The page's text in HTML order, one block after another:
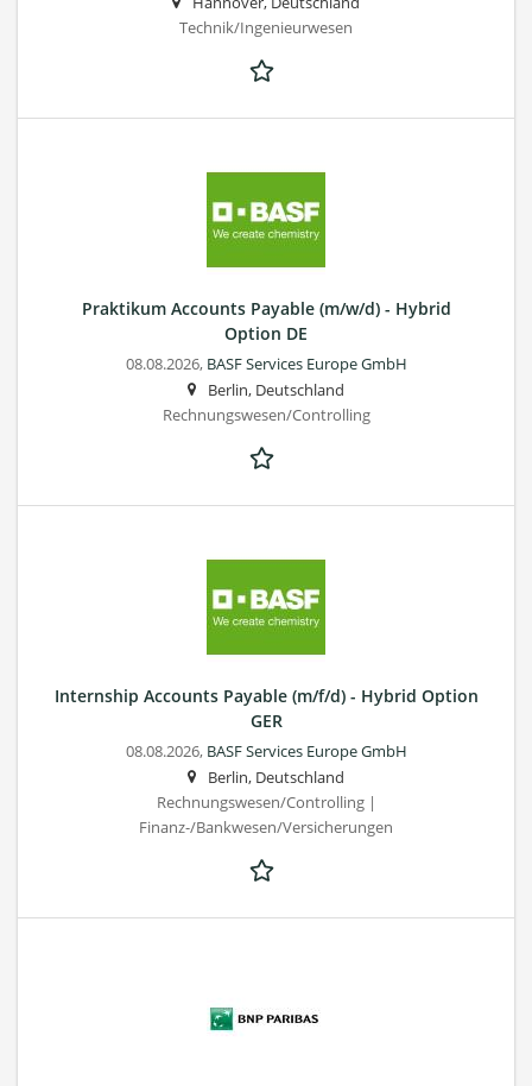
Technik/Ingenieurwesen
Praktikum Accounts Payable (m/w/d) - Hybrid
Option DE
08.08.2026, BASF Services Europe GmbH
Berlin, Deutschland
Rechnungswesen/Controlling
Internship Accounts Payable (m/f/d) - Hybrid Option
GER
08.08.2026, BASF Services Europe GmbH
Berlin, Deutschland
Rechnungswesen/Controlling |
Finanz-/Bankwesen/Versicherungen